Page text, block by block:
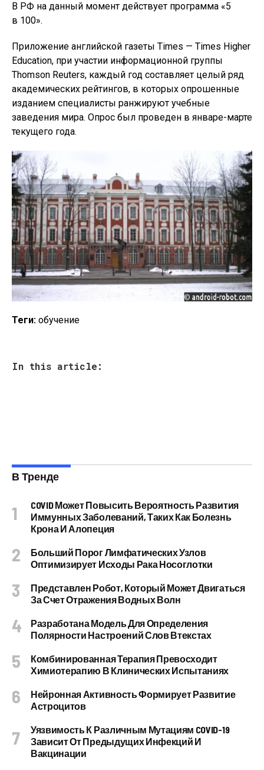
В РФ на данный момент действует программа «5
в 100».
Приложение английской газеты Times — Times Higher
Education, при участии информационной группы
Thomson Reuters, каждый год составляет целый ряд
академических рейтингов, в которых опрошенные
изданием специалисты ранжируют учебные
заведения мира. Опрос был проведен в январе-марте
текущего года.
Теги: обучение
In this article:
В Тренде
COVID Может Повысить Вероятность Развития
Иммунных Заболеваний, Таких Как Болезнь
Крона И Алопеция
Больший Порог Лимфатических Узлов
Оптимизирует Исходы Рака Носоглотки
Представлен Робот, Который Может Двигаться
За Счет Отражения Водных Волн
Разработана Модель Для Определения
Полярности Настроений Слов Втекстах
Комбинированная Терапия Превосходит
Химиотерапию В Клинических Испытаниях
Нейронная Активность Формирует Развитие
Астроцитов
Уязвимость К Различным Мутациям COVID-19
Зависит От Предыдущих Инфекций И
Вакцинации